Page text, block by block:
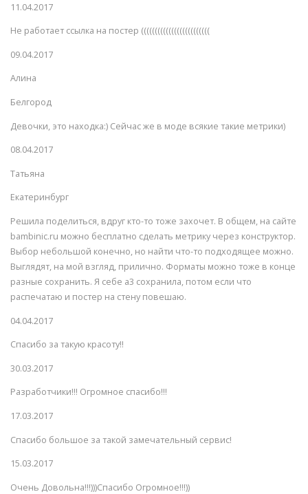
11.04.2017
Не работает ссылка на постер (((((((((((((((((((((((((
09.04.2017
Алина
Белгород
Девочки, это находка:) Сейчас же в моде всякие такие метрики)
08.04.2017
Татьяна
Екатеринбург
Решила поделиться, вдруг кто-то тоже захочет. В общем, на сайте
bambinic.ru можно бесплатно сделать метрику через конструктор.
Выбор небольшой конечно, но найти что-то подходящее можно.
Выглядят, на мой взгляд, прилично. Форматы можно тоже в конце
разные сохранить. Я себе а3 сохранила, потом если что
распечатаю и постер на стену повешаю.
04.04.2017
Спасибо за такую красоту!!
30.03.2017
Разработчики!!! Огромное спасибо!!!
17.03.2017
Спасибо большое за такой замечательный сервис!
15.03.2017
Очень Довольна!!!)))Спасибо Огромное!!!))